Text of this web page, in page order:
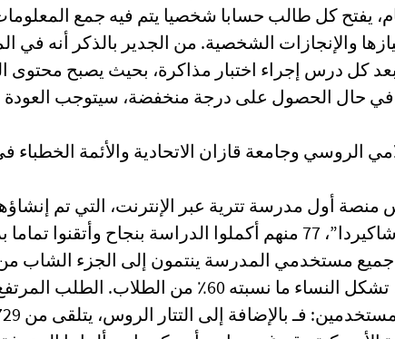
يفتح كل طالب حسابا شخصيا يتم فيه جمع
والإنجازات الشخصية. من الجدير بالذكر أنه في
بعد كل درس إجراء اختبار مذاكرة، بحيث يصبح محتوى
في حال الحصول على درجة منخفضة، سيتوجب العودة
الروسي وجامعة قازان الاتحادية والأئمة
أول مدرسة تترية عبر الإنترنت، التي تم
2021. في عام 2022، زار المنصة 14385 مستمعا – “شاكيردا”، 77 منهم أكملوا الدراسة بنجاح
ومن الجدير بالقول أيضا إن 43٪ من جميع مستخدمي المدرسة ينتمون إلى الجزء
الذين تقل أعمارهم عن 44 عاما. وفي الوقت نفسه، تشكل النساء ما نسبته 60٪ من الطلاب.